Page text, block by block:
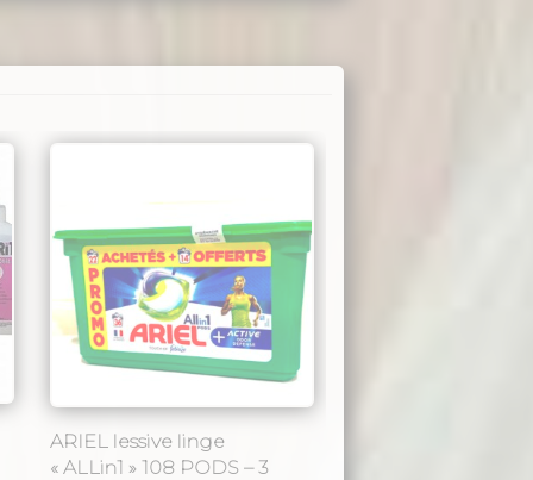
ARIEL lessive linge
« ALLin1 » 108 PODS – 3